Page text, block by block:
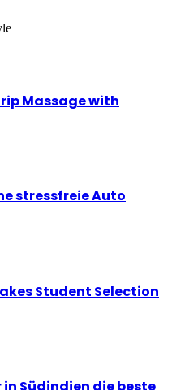
Massage with
stressfreie Auto
Student Selection